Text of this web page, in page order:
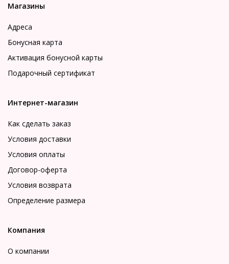
Магазины
Адреса
Бонусная карта
Активация бонусной карты
Подарочный сертификат
Интернет-магазин
Как сделать заказ
Условия доставки
Условия оплаты
Договор-оферта
Условия возврата
Определение размера
Компания
О компании